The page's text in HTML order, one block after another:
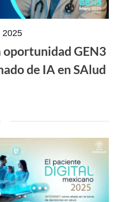
2025
GEN3
de IA en SAlud